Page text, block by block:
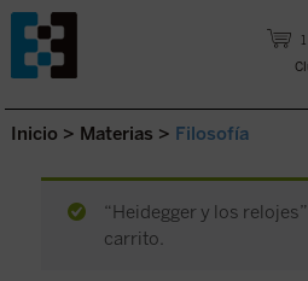
Saltar al contenido.
Inicio > Materias > Filosofía
“Heidegger y los
carrito.